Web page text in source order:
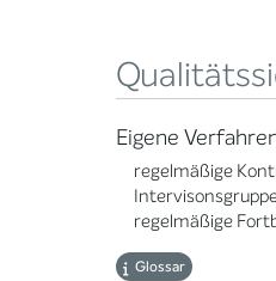
Eigene
regelmäßige
regelmäßige
Glossar